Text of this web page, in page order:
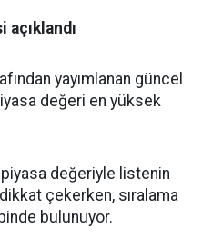
yayımlanan güncel
değeri en yüksek
piyasa değeriyle listenin
çekerken, sıralama
bulunuyor.